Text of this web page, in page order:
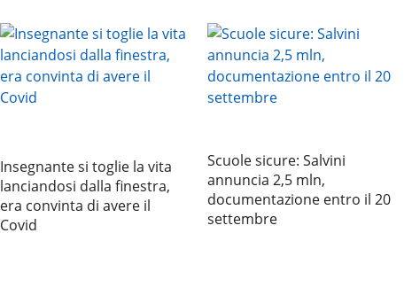
Insegnante si toglie la vita
lanciandosi dalla finestra,
era convinta di avere il
Covid
Scuole sicure: Salvini
annuncia 2,5 mln,
documentazione entro il 20
settembre